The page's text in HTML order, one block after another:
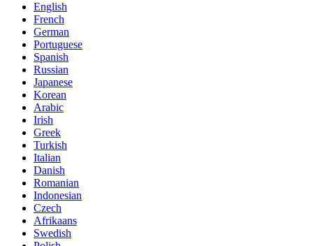
English
French
German
Portuguese
Spanish
Russian
Japanese
Korean
Arabic
Irish
Greek
Turkish
Italian
Danish
Romanian
Indonesian
Czech
Afrikaans
Swedish